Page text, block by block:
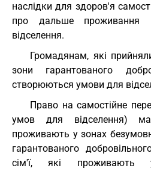
наслідки для здоров'я
про дальше проживання
відселення.
Громадянам, які
зони гарантованого
створюються умови для
Право на самостійне
умов для відселення)
проживають у зонах
гарантованого
сім'ї, які проживають